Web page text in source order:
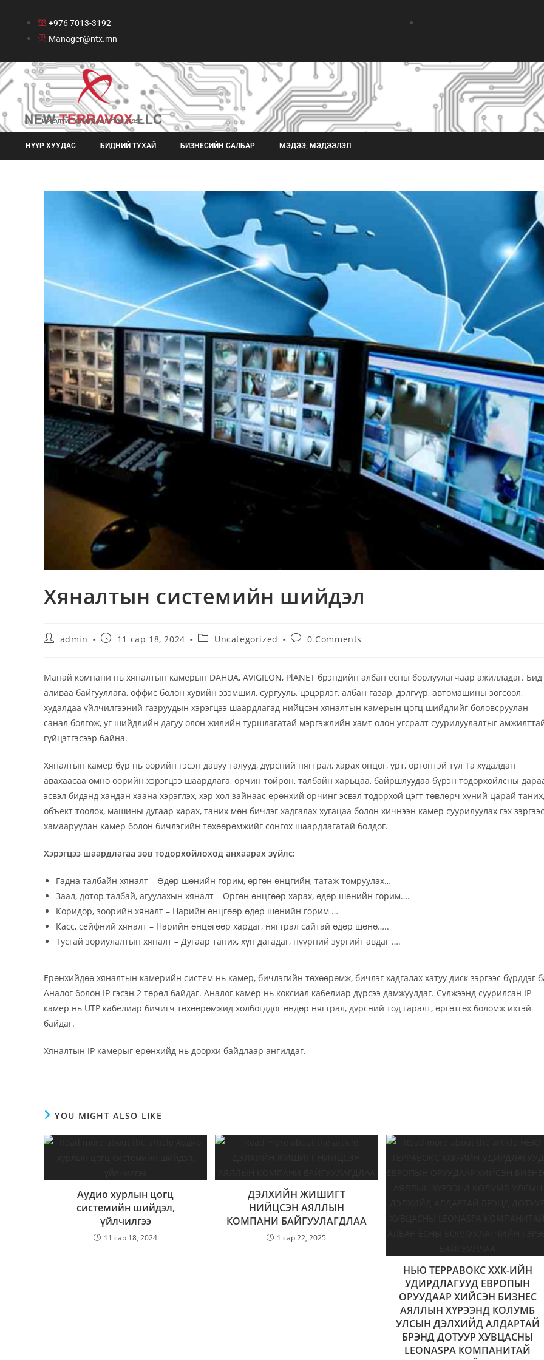
+976 7013-3192
Manager@ntx.mn
ИРЭЭДҮЙГ ХАМТДАА БҮТЭЭЦГЭЭЕ
НҮҮР ХУУДАС БИДНИЙ ТУХАЙ БИЗНЕСИЙН САЛБАР МЭДЭЭ, МЭДЭЭЛЭЛ
Хяналтын системийн шийдэл
admin 11 сар 18, 2024 Uncategorized 0 Comments
Манай компани нь хяналтын камерын DAHUA, AVIGILON, PlANET брэндийн албан ёсны борлуулагчаар ажилладаг. Бид
аливаа байгууллага, оффис болон хувийн эзэмшил, сургууль, цэцэрлэг, албан газар, дэлгүүр, автомашины зогсоол,
худалдаа үйлчилгээний газруудын хэрэгцээ шаардлагад нийцсэн хяналтын камерын цогц шийдлийг боловсруулан
санал болгож, уг шийдлийн дагуу олон жилийн туршлагатай мэргэжлийн хамт олон угсралт суурилуулалтыг
гүйцэтгэсээр байна.
Хяналтын камер бүр нь өөрийн гэсэн давуу талууд, дүрсний нягтрал, харах өнцөг, урт, өргөнтэй тул Та худалдан
авахаасаа өмнө өөрийн хэрэгцээ шаардлага, орчин тойрон, талбайн харьцаа, байршлуудаа бүрэн тодорхойлсны
эсвэл бидэнд хандан хаана хэрэглэх, хэр хол зайнаас ерөнхий орчинг эсвэл тодорхой цэгт төвлөрч хүний царай таних,
объект тоолох, машины дугаар харах, таних мөн бичлэг хадгалах хугацаа болон хичнээн камер суурилуулах гэх зэргээс
хамааруулан камер болон бичлэгийн төхөөрөмжийг сонгох шаардлагатай болдог.
Хэрэгцээ шаардлагаа зөв тодорхойлоход анхаарах зүйлс:
Гадна талбайн хяналт – Өдөр шөнийн горим, өргөн өнцгийн, татаж томруулах…
Заал, дотор талбай, агуулахын хяналт – Өргөн өнцгөөр харах, өдөр шөнийн горим….
Коридор, зоорийн хяналт – Нарийн өнцгөөр өдөр шөнийн горим …
Касс, сейфний хяналт – Нарийн өнцөгөөр хардаг, нягтрал сайтай өдөр шөнө…..
Тусгай зориулалтын хяналт – Дугаар таних, хүн дагадаг, нүүрний зургийг авдаг ….
Ерөнхийдөө хяналтын камерийн систем нь камер, бичлэгийн төхөөрөмж, бичлэг хадгалах хатуу диск зэргээс бүрддэг
Аналог болон IP гэсэн 2 төрөл байдаг. Аналог камер нь коксиал кабелиар дүрсээ дамжуулдаг. Сүлжээнд суурилсан IP
камер нь UTP кабелиар бичигч төхөөрөмжид холбогддог өндөр нягтрал, дүрсний тод гаралт, өргөтгөх боломж ихтэй
байдаг.
Хяналтын IP камерыг ерөнхийд нь доорхи байдлаар ангилдаг.
YOU MIGHT ALSO LIKE
Аудио хурлын цогц
системийн шийдэл,
үйлчилгээ
11 сар 18, 2024
ДЭЛХИЙН ЖИШИГТ
НИЙЦСЭН АЯЛЛЫН
КОМПАНИ БАЙГУУЛАГДЛАА
1 сар 22, 2025
НЬЮ ТЕРРАВОКС ХХК-ИЙН
УДИРДЛАГУУД ЕВРОПЫН
ОРУУДААР ХИЙСЭН БИЗНЕС
АЯЛЛЫН ХҮРЭЭНД КОЛУМБ
УЛСЫН ДЭЛХИЙД АЛДАРТАЙ
БРЭНД ДОТУУР ХУВЦАСНЫ
LEONASPA КОМПАНИТАЙ